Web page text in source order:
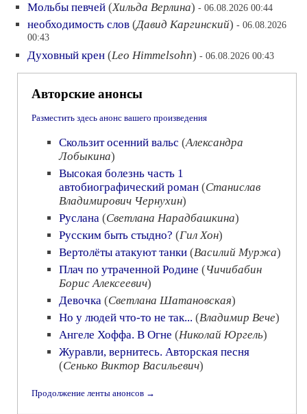
Мольбы певчей (Хильда Верлина) - 06.08.2026 00:44
необходимость слов (Давид Каргинский) - 06.08.2026
00:43
Духовный крен (Leo Himmelsohn) - 06.08.2026 00:43
Авторские анонсы
Разместить здесь анонс вашего произведения
Скользит осенний вальс (Александра
Лобыкина)
Высокая болезнь часть 1
автобиографический роман (Станислав
Владимирович Чернухин)
Руслана (Светлана Нарадбашкина)
Русским быть стыдно? (Гил Хон)
Вертолёты атакуют танки (Василий Муржа)
Плач по утраченной Родине (Чичибабин
Борис Алексеевич)
Девочка (Светлана Шатановская)
Но у людей что-то не так... (Владимир Вече)
Ангеле Хоффа. В Огне (Николай Юргель)
Журавли, вернитесь. Авторская песня
(Сенько Виктор Васильевич)
Продолжение ленты анонсов →